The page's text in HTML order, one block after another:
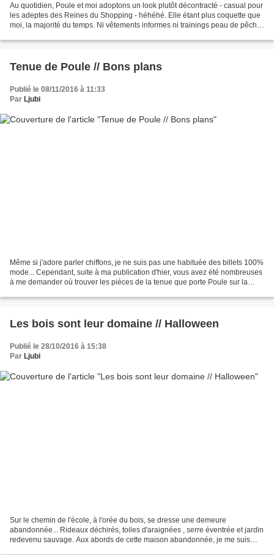
Au quotidien, Poule et moi adoptons un look plutôt décontracté - casual pour
les adeptes des Reines du Shopping - héhéhé. Elle étant plus coquette que
moi, la majorité du temps. Ni vêtements informes ni trainings peau de pêche
Tenue de Poule // Bons plans
Publié le 08/11/2016 à 11:33
Par Ljubi
Même si j'adore parler chiffons, je ne suis pas une habituée des billets 100%
mode... Cependant, suite à ma publication d'hier, vous avez été nombreuses
à me demander où trouver les pièces de la tenue que porte Poule sur la
Les bois sont leur domaine // Halloween
Publié le 28/10/2016 à 15:38
Par Ljubi
Sur le chemin de l'école, à l'orée du bois, se dresse une demeure
abandonnée... Rideaux déchirés, toiles d'araignées , serre éventrée et jardin
redevenu sauvage. Aux abords de cette maison abandonnée, je me suis